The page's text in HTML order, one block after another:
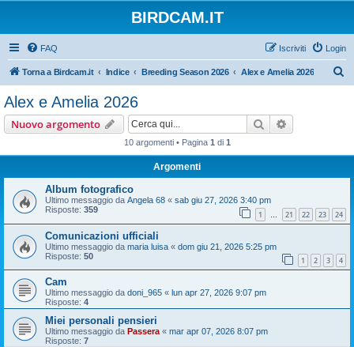
BIRDCAM.IT
FAQ Login
Iscriviti
Torna a Birdcam.it Indice Breeding Season 2026 Alex e Amelia 2026
Alex e Amelia 2026
Nuovo argomento Cerca
10 argomenti • Pagina 1 di 1
Argomenti
Album fotografico
Ultimo messaggio da Angela 68 « sab giu 27, 2026 3:40 pm
Risposte: 359 1 … 21 22 23 24
Comunicazioni ufficiali
Ultimo messaggio da maria luisa « dom giu 21, 2026 5:25 pm
Risposte: 50 1 2 3 4
Cam
Ultimo messaggio da doni_965 « lun apr 27, 2026 9:07 pm
Risposte: 4
Miei personali pensieri
Ultimo messaggio da Passera « mar apr 07, 2026 8:07 pm
Risposte: 7